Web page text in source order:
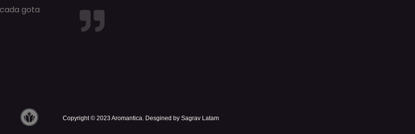
gota
Copyright © 2023 Aromantica. Desgined by Sagrav Latam